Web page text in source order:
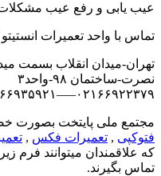
عیب یابی و رفع عیب
تماس با واحد تعمیرات
تهران-میدان انقلاب بسمت
نصرت-ساختمان ۹۸-واحد۳
۰۲۱۶۶۹۲۲۳۷۹—–۰۲۱۶۶۹۳۵۹۲۱
مجتمع ملی پایتخت بصورت
فتوکپی , تعمیرات فکس ,
که علاقمندان میتوانند فرم
تماس بگیرند.